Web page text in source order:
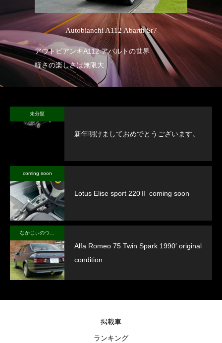
Autobianchi A112 Abarth Sr7
アウトビアンキA112 アバルトの世界
軽さの楽しさは無限大
未分類
新年明けましておめでとうございます。
coming soon
Lotus Elise sport 220Ⅱ coming soon
Alfa Romeo 75 Twin Spark 1990′ original
condition
掲載車
ランキング